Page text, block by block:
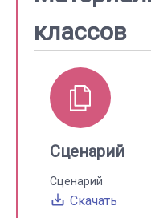
классов
Сценарий
Сценарий
Скачать